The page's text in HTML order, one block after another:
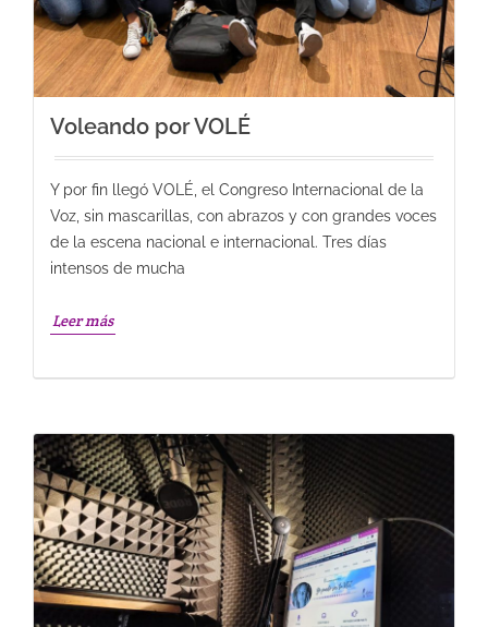
Voleando por VOLÉ
Y por fin llegó VOLÉ, el Congreso Internacional de la
Voz, sin mascarillas, con abrazos y con grandes voces
de la escena nacional e internacional. Tres días
intensos de mucha
Leer más